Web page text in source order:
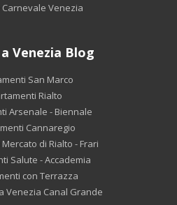
Venezia
Venezia Blog
San Marco
Rialto
Arsenale - Biennale
Cannaregio
di Rialto - Frari
Salute - Accademia
con Terrazza
Venezia Canal Grande